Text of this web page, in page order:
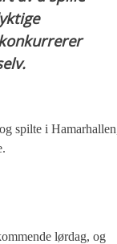
spilte i
lørdag, og